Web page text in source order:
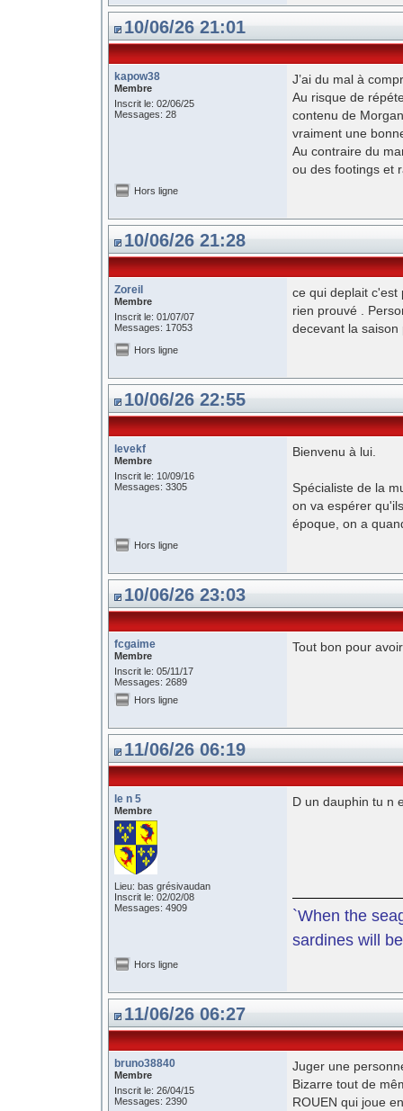
10/06/26 21:01
kapow38
Membre
Inscrit le: 02/06/25
Messages: 28
J’ai du mal à
Au risque de
contenu de
vraiment une
Au contraire du
ou des footings et
Hors ligne
10/06/26 21:28
Zoreil
Membre
Inscrit le: 01/07/07
Messages: 17053
ce qui deplait
rien prouvé .
decevant la saison
Hors ligne
10/06/26 22:55
levekf
Membre
Inscrit le: 10/09/16
Messages: 3305
Bienvenu à lui.
Spécialiste de la
on va espérer
époque, on a
Hors ligne
10/06/26 23:03
fcgaime
Membre
Inscrit le: 05/11/17
Messages: 2689
Tout bon pour
Hors ligne
11/06/26 06:19
le n 5
Membre
Lieu: bas grésivaudan
Inscrit le: 02/02/08
Messages: 4909
D un dauphin tu n
`When the
sardines will
Hors ligne
11/06/26 06:27
bruno38840
Membre
Inscrit le: 26/04/15
Messages: 2390
Juger une
Bizarre tout de
ROUEN qui joue